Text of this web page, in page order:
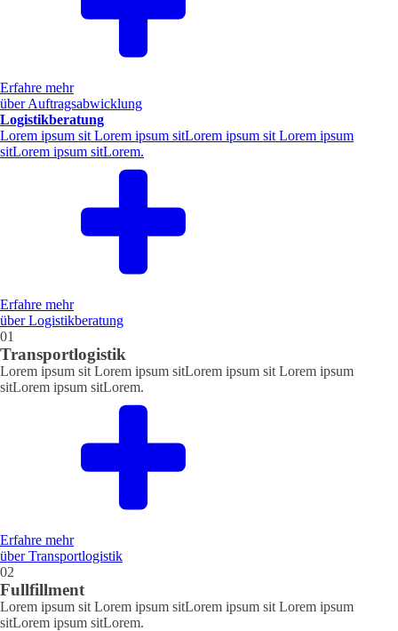
Erfahre mehr
über Auftragsabwicklung
Logistikberatung
Lorem ipsum sit Lorem ipsum sitLorem ipsum sit Lorem ipsum
sitLorem ipsum sitLorem.
Erfahre mehr
über Logistikberatung
01
Transportlogistik
Lorem ipsum sit Lorem ipsum sitLorem ipsum sit Lorem ipsum
sitLorem ipsum sitLorem.
Erfahre mehr
über Transportlogistik
02
Fullfillment
Lorem ipsum sit Lorem ipsum sitLorem ipsum sit Lorem ipsum
sitLorem ipsum sitLorem.